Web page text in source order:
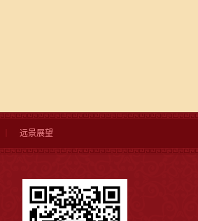
远景展望